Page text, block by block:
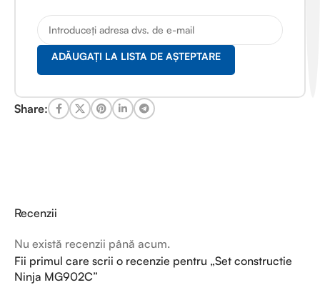
ADĂUGAȚI LA LISTA DE AȘTEPTARE
Share:
Recenzii
Nu există recenzii până acum.
Fii primul care scrii o recenzie pentru „Set constructie
Ninja MG902C”